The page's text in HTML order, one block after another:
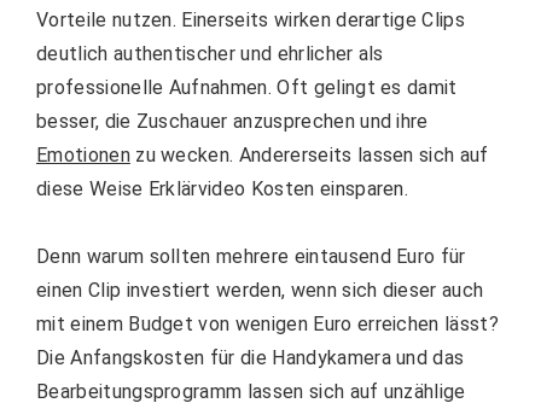
Vorteile nutzen. Einerseits wirken derartige Clips
deutlich authentischer und ehrlicher als
professionelle Aufnahmen. Oft gelingt es damit
besser, die Zuschauer anzusprechen und ihre
Emotionenzu wecken. Andererseits lassen sich auf
diese Weise Erklärvideo Kosten einsparen.
Denn warum sollten mehrere eintausend Euro für
einen Clip investiert werden, wenn sich dieser auch
mit einem Budget von wenigen Euro erreichen lässt?
Die Anfangskosten für die Handykamera und das
Bearbeitungsprogramm lassen sich auf unzählige